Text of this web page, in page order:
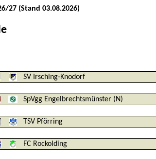
27 (Stand 03.08.2026)
SV Irsching-Knodorf
SpVgg Engelbrechtsmünster (N)
TSV Pförring
FC Rockolding